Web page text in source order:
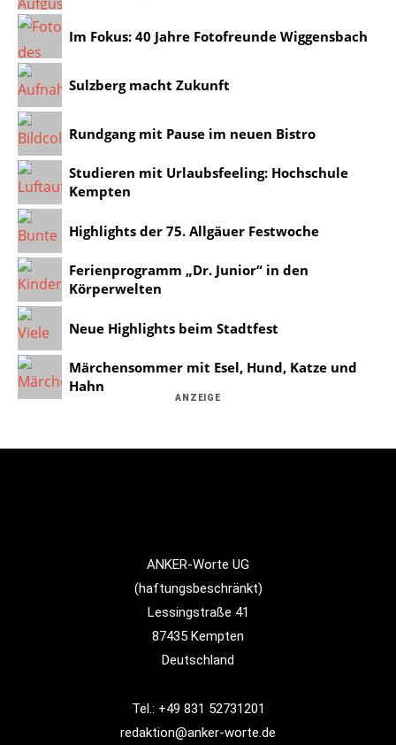
Im Fokus: 40 Jahre Fotofreunde Wiggensbach
Sulzberg macht Zukunft
Rundgang mit Pause im neuen Bistro
Studieren mit Urlaubsfeeling: Hochschule
Kempten
Highlights der 75. Allgäuer Festwoche
Ferienprogramm „Dr. Junior“ in den
Körperwelten
Neue Highlights beim Stadtfest
Märchensommer mit Esel, Hund, Katze und
Hahn
ANZEIGE
ANKER-Worte UG
(haftungsbeschränkt)
Lessingstraße 41
87435 Kempten
Deutschland
Tel.: +49 831 52731201
redaktion@anker-worte.de